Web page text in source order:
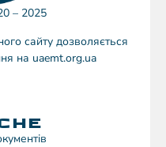
– 2025
сайту дозволяється
на uaemt.org.ua